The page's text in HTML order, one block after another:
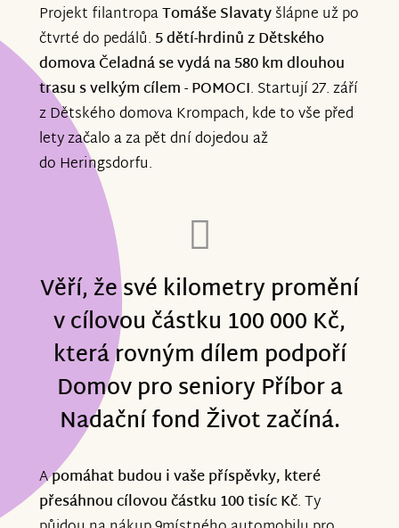
Projekt filantropaTomáše Slavatyšlápne už po
čtvrté do pedálů. 5 dětí-hrdinů z Dětského
domova Čeladná se vydá na 580 km dlouhou
trasu s velkým cílem - POMOCI. Startují 27. září
z Dětského domova Krompach, kde to vše před
lety začalo a za pět dní dojedou až
do Heringsdorfu.
Věří, že své kilometry promění
v cílovou částku 100 000 Kč,
která rovným dílem podpoří
Domov pro seniory Příbor a
Nadační fond Život začíná.
Apomáhat budou i vaše příspěvky, které
přesáhnou cílovou částku 100 tisíc Kč. Ty